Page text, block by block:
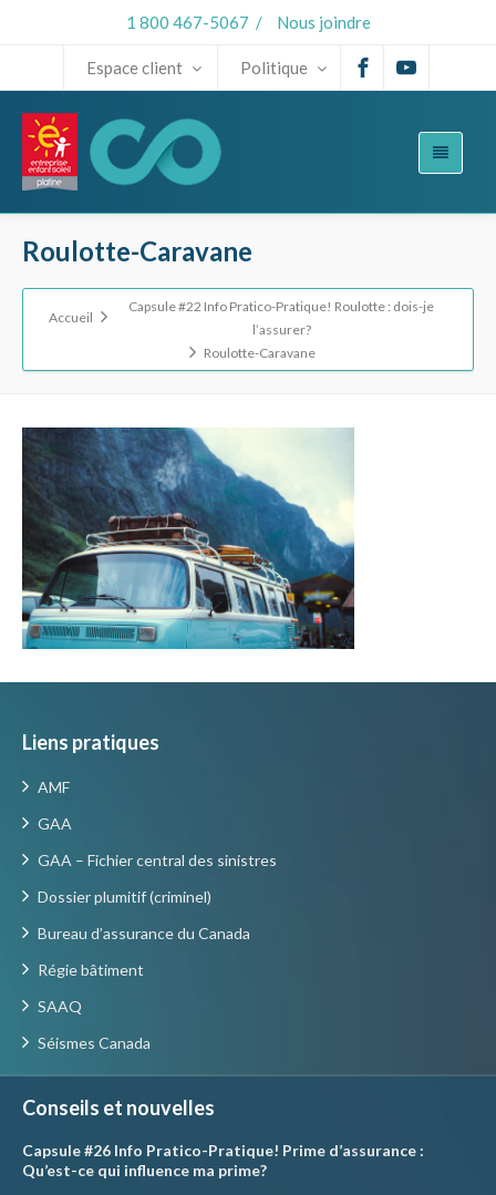
1 800 467-5067 / Nous joindre
Espace client Politique
Roulotte-Caravane
Accueil
Capsule #22 Info Pratico-Pratique! Roulotte : dois-je
l’assurer?
Roulotte-Caravane
Liens pratiques
AMF
GAA
GAA – Fichier central des sinistres
Dossier plumitif (criminel)
Bureau d’assurance du Canada
Régie bâtiment
SAAQ
Séismes Canada
Conseils et nouvelles
Capsule #26 Info Pratico-Pratique! Prime d’assurance :
Qu’est-ce qui influence ma prime?